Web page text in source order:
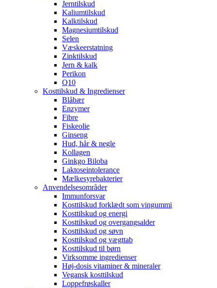
Jerntilskud
Kaliumtilskud
Kalktilskud
Magnesiumtilskud
Selen
Væskeerstatning
Zinktilskud
Jern & kalk
Perikon
Q10
Kosttilskud & Ingredienser
Blåbær
Enzymer
Fibre
Fiskeolie
Ginseng
Hud, hår & negle
Kollagen
Ginkgo Biloba
Laktoseintolerance
Mælkesyrebakterier
Anvendelsesområder
Immunforsvar
Kosttilskud forklædt som vingummi
Kosttilskud og energi
Kosttilskud og overgangsalder
Kosttilskud og søvn
Kosttilskud og vægttab
Kosttilskud til børn
Virksomme ingredienser
Høj-dosis vitaminer & mineraler
Vegansk kosttilskud
Loppefrøskaller